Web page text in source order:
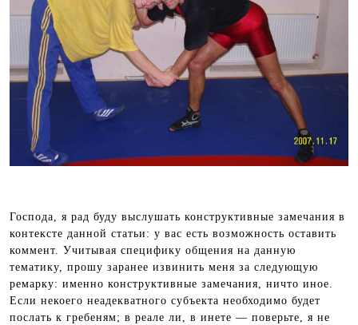
Господа, я рад буду выслушать конструктивные замечания в
контексте данной статьи: у вас есть возможность оставить
коммент. Учитывая специфику общения на данную
тематику, прошу заранее извинить меня за следующую
ремарку: именно конструктивные замечания, ничто иное.
Если некоего неадекватного субъекта необходимо будет
послать к гребеням; в реале ли, в инете — поверьте, я не